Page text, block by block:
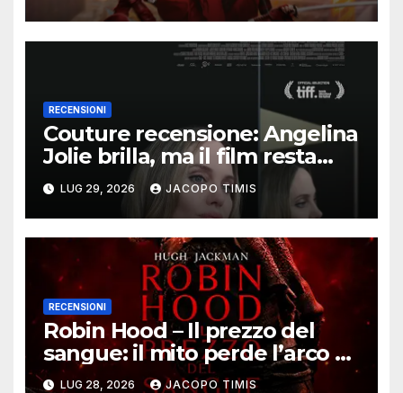
RECENSIONI
Couture recensione: Angelina
Jolie brilla, ma il film resta
intrappolato nella sua
bellezza
LUG 29, 2026 JACOPO TIMIS
RECENSIONI
Robin Hood – Il prezzo del
sangue: il mito perde l’arco e
trova finalmente un’anima
LUG 28, 2026 JACOPO TIMIS